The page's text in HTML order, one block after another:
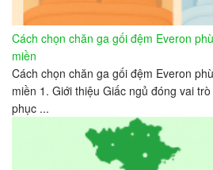
Cách chọn chăn ga gối đệm Everon
miền
Cách chọn chăn ga gối đệm Everon
miền 1. Giới thiệu Giấc ngủ đóng vai
phục ...